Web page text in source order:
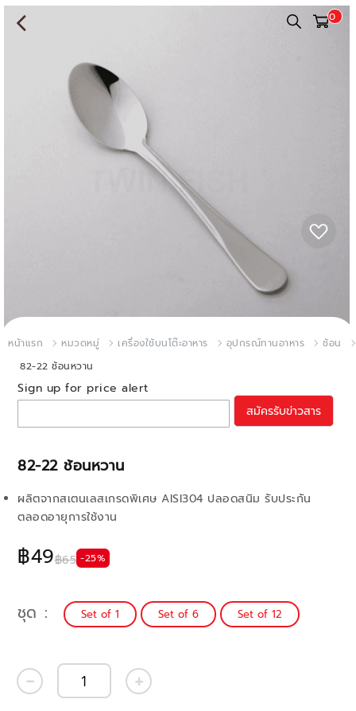
0
หน้าแรก หมวดหมู่ เครื่องใช้บนโต๊ะอาหาร อุปกรณ์ทานอาหาร
ช้อน
82-22 ช้อนหวาน
82-22 ช้อนหวาน
฿49฿65 -25%
ผลิตจากสเตนเลสเกรดพิเศษ AISI304 ปลอดสนิม รับประกัน
ตลอดอายุการใช้งาน
Sign up for price alert
สมัครรับข่าวสาร
ชุด Set of 1 Set of 6 Set of 12